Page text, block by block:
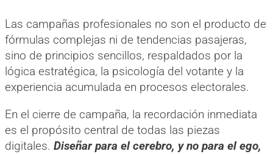
Las campañas profesionales no son el producto de
fórmulas complejas ni de tendencias pasajeras,
sino de principios sencillos, respaldados por la
lógica estratégica, la psicología del votante y la
experiencia acumulada en procesos electorales.
En el cierre de campaña, la recordación inmediata
es el propósito central de todas las piezas
digitales. Diseñar para el cerebro, y no para el ego,